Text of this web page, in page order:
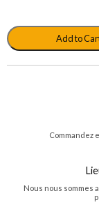
Add to
Commandez
Nous nous sommes